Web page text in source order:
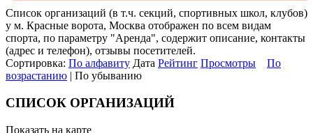
Список организаций (в т.ч. секций, спортивных школ, клубов)
у м. Красные ворота, Москва отображен по всем видам
спорта, по параметру "Аренда", содержит описание, контакты
(адрес и телефон), отзывы посетителей.
Сортировка: По алфавиту Дата Рейтинг Просмотры
По
возрастанию | По убыванию
СПИСОК ОРГАНИЗАЦИЙ
Показать на карте